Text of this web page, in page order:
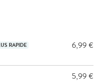
RAPIDE 6,99 €
5,99 €